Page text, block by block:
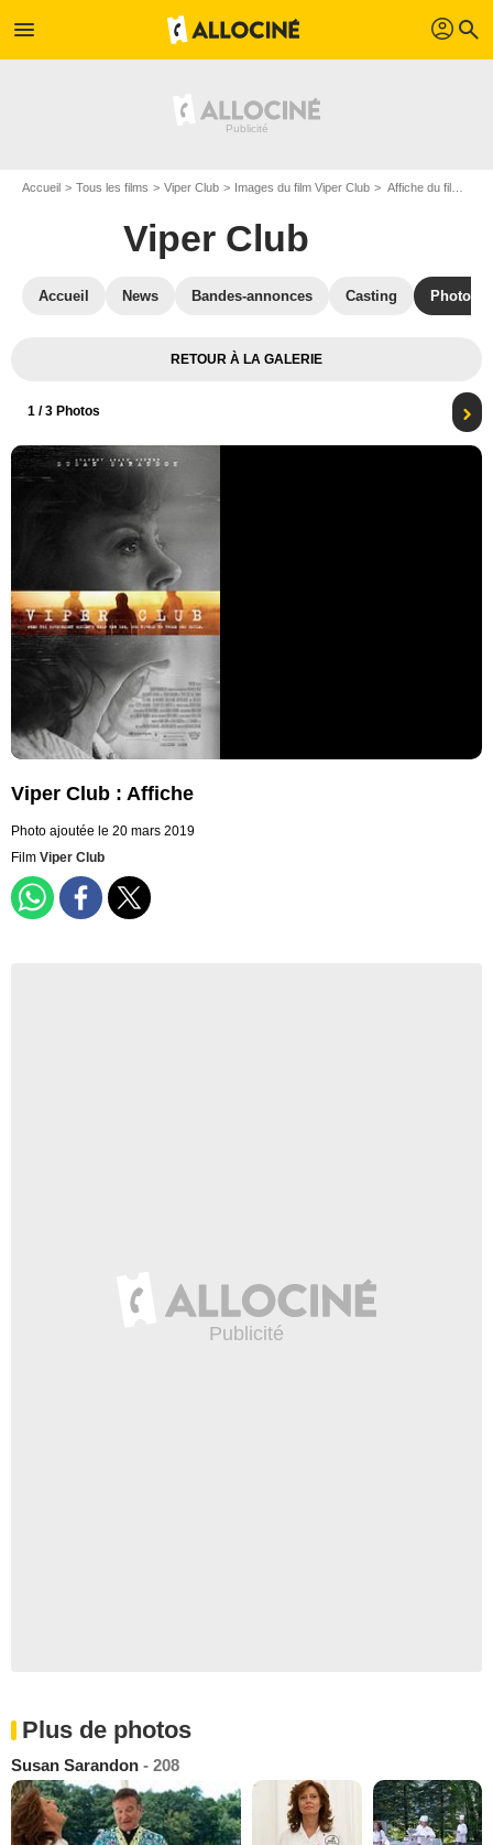
menu profil search
Accueil Tous les films Viper Club Images du film Viper Club Affiche du film Viper Club - Photo 1
Viper Club
Accueil News Bandes-annonces Casting Photos
RETOUR À LA GALERIE
1 / 3 Photos
Viper Club : Affiche
Photo ajoutée le 20 mars 2019
Film Viper Club
Plus de photos
Susan Sarandon - 208